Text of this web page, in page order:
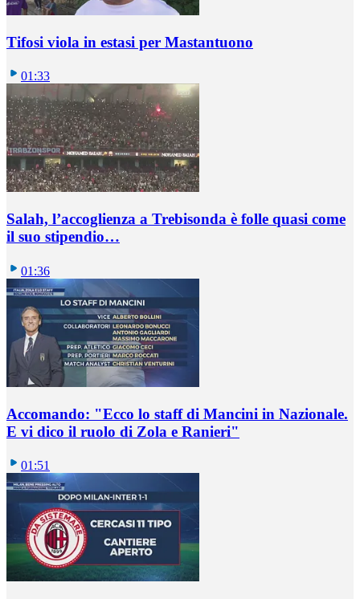
Tifosi viola in estasi per Mastantuono
01:33
Salah, l’accoglienza a Trebisonda è folle quasi come
il suo stipendio…
01:36
Accomando: "Ecco lo staff di Mancini in Nazionale.
E vi dico il ruolo di Zola e Ranieri"
01:51